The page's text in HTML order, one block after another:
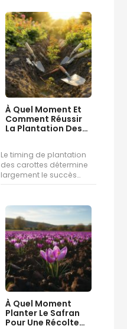
À Quel Moment Et
Comment Réussir
La Plantation Des…
Le timing de plantation
des carottes détermine
largement le succès…
À Quel Moment
Planter Le Safran
Pour Une Récolte